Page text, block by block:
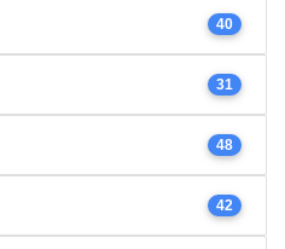
40
31
48
42